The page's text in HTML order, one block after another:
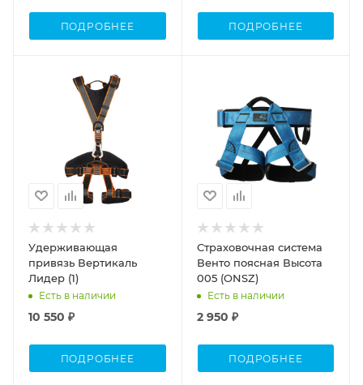
ПОДРОБНЕЕ ПОДРОБНЕЕ
Удерживающая
привязь Вертикаль
Лидер (1)
Есть в наличии
10 550 ₽
ПОДРОБНЕЕ
Страховочная система
Венто поясная Высота
005 (ONSZ)
Есть в наличии
2 950 ₽
ПОДРОБНЕЕ